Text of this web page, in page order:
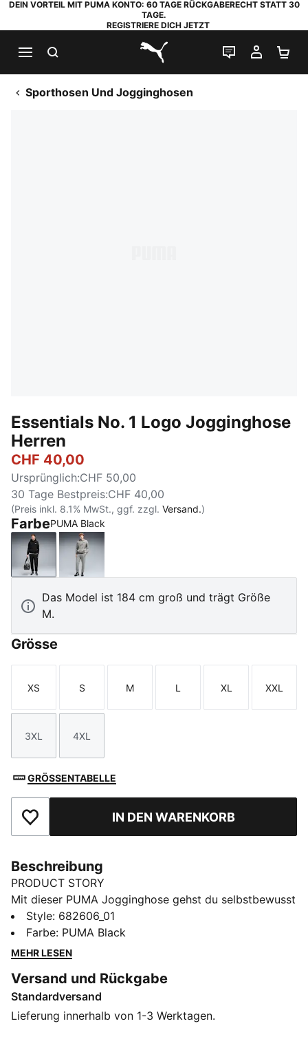
DEIN VORTEIL MIT PUMA KONTO: 60 TAGE RÜCKGABERECHT STATT 30
TAGE.
REGISTRIERE DICH JETZT
PUMA.com
LIVE-CHAT
MEIN
Sporthosen Und Jogginghosen
Essentials No. 1 Logo Jogginghose
Herren
CHF 40,00
Ursprünglich:CHF 50,00
30 Tage Bestpreis:CHF 40,00
(Preis inkl. 8.1% MwSt., ggf. zzgl. Versand.)
FarbePUMA Black
PUMA BlackMedium Gray Heather
Das Model ist 184 cm groß und trägt Größe
M.
Grösse
Größe
XS
Größe
S
Größe
M
Größe
L
Größe
XL
Größe
XXL
Größe
3XL
Größe
4XL
GRÖSSENTABELLE
Zu Favoriten hinzufügenIN DEN WARENKORB
Beschreibung
PRODUCT STORY
Mit dieser PUMA Jogginghose gehst du selbstbewusst
in deinen Tag. Mit elastischem Bund mit Kordelzug
innen und gerippten Bündchen für eine anliegende
Passform. Das gestickte PUMA No. 1 Logo sorgt für
Abenteuer.
FEATURES + VORTEILE
Hergestellt aus mindestens 50 % recycelten
Style: 682606_01
Farbe: PUMA Black
MEHR LESEN
Versand und Rückgabe
Standardversand
Lieferung innerhalb von 1-3 Werktagen.